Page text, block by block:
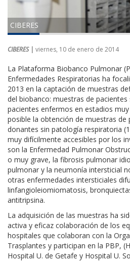
CIBERES
CIBERES | viernes, 10 de enero de 2014
La Plataforma Biobanco Pulmonar
Enfermedades Respiratorias ha
2013 en la captación de muestras
del biobanco: muestras de
pacientes enfermos en estadios
posible la obtención de muestras de
donantes sin patología respiratoria
muy difícilmente accesibles por los
son la Enfermedad Pulmonar
o muy grave, la fibrosis pulmonar
pulmonar y la neumonía intersticial
otras enfermedades intersticiales
linfangioleiomiomatosis,
antitripsina.
La adquisición de las muestras ha
activa y eficaz colaboración de los
hospitales que colaboran con la
Trasplantes y participan en la PBP,
Hospital U. de Getafe y Hospital U.